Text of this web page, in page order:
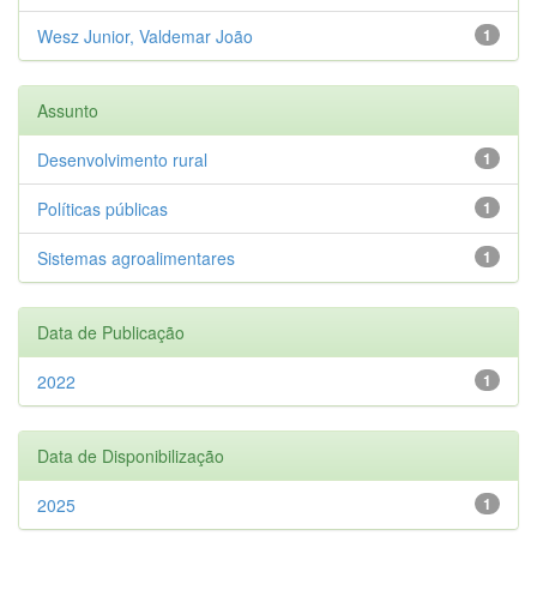
1
Wesz Junior, Valdemar João
Assunto
1
Desenvolvimento rural
1
Políticas públicas
1
Sistemas agroalimentares
Data de Publicação
1
2022
Data de Disponibilização
1
2025